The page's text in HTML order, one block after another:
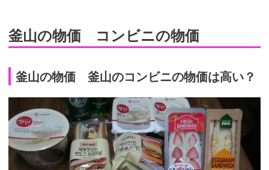
釜山の物価 コンビニの物価
釜山の物価 釜山のコンビニの物価は高い？